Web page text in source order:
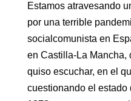
Estamos atravesando
por una terrible
socialcomunista en
en Castilla-La Mancha,
quiso escuchar, en el
cuestionando el estado